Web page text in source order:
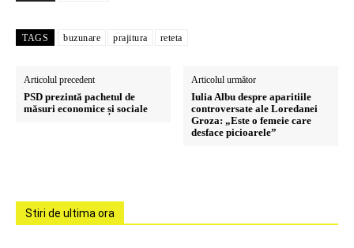
TAGS buzunare prajitura reteta
Articolul precedent
PSD prezintă pachetul de
măsuri economice și sociale
Articolul următor
Iulia Albu despre aparitiile
controversate ale Loredanei
Groza: „Este o femeie care
desface picioarele”
Stiri de ultima ora